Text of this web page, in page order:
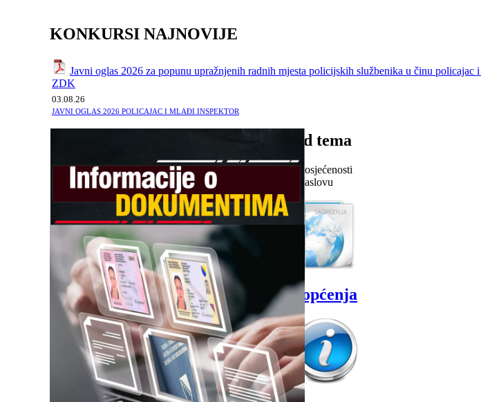
KONKURSI NAJNOVIJE
Javni oglas 2026 za popunu upražnjenih radnih mjesta policijskih službenika u činu
ZDK
03.08.26
JAVNI OGLAS 2026 POLICAJAC I MLAĐI INSPEKTOR
Pregled tema
Po posjećenosti
Po naslovu
Saopćenja